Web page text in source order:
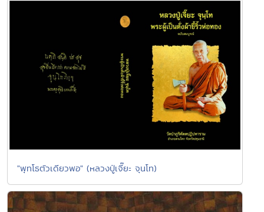
"พุทโธตัวเดียวพอ" (หลวงปู่เจี๊ยะ จุนโท)